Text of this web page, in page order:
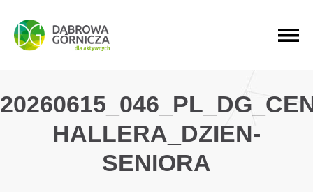
PRZEJDŹ DO MENU GŁÓWNEGO
PRZEJDŹ DO WYSZUKIWARKI
PRZEJDŹ DO TREŚCI
HALLERA_DZIEN-
SENIORA